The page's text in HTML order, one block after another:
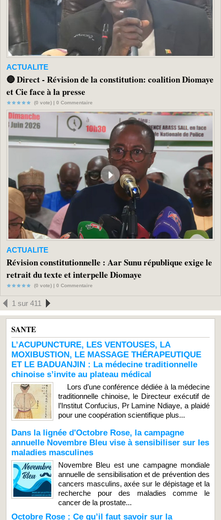
ACTUALITE
🔴 Direct - Révision de la constitution: coalition Diomaye
et Cie face à la presse
(0 vote) | 0 Commentaire
ACTUALITE
Révision constitutionnelle : Aar Sunu république exige le
retrait du texte et interpelle Diomaye
(0 vote) | 0 Commentaire
1 sur 411
SANTE
L’ACUPUNCTURE, LES VENTOUSES, LA
MOXIBUSTION, LE MASSAGE THÉRAPEUTIQUE
ET LE BADUANJIN : La médecine traditionnelle
chinoise s’invite au plateau médical
Lors d’une conférence dédiée à la médecine
traditionnelle chinoise, le Directeur exécutif de
l’Institut Confucius, Pr Lamine Ndiaye, a plaidé
pour une coopération scientifique plus...
Dans la lignée d'Octobre Rose, la campagne
annuelle Novembre Bleu vise à sensibiliser sur les
maladies masculines
Novembre Bleu est une campagne mondiale
annuelle de sensibilisation et de prévention des
cancers masculins, axée sur le dépistage et la
recherche pour des maladies comme le
cancer de la prostate...
Octobre Rose : Ce qu’il faut savoir sur la